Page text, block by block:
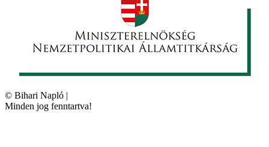
© Bihari Napló |
Minden jog fenntartva!